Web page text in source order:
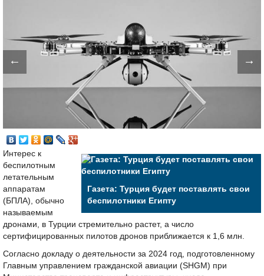
← →
Газета: Турция будет поставлять свои
беспилотники Египту
Интерес к
беспилотным
летательным
аппаратам
(БПЛА), обычно
называемым
дронами, в Турции стремительно растет, а число
сертифицированных пилотов дронов приближается к 1,6 млн.
Согласно докладу о деятельности за 2024 год, подготовленному
Главным управлением гражданской авиации (SHGM) при